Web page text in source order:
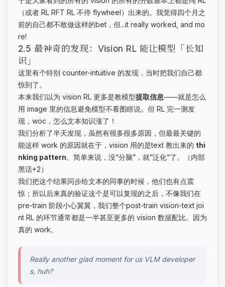
（或者 RL RFT RL 不停 flywheel）出来的。我觉得四个月之
前的自己都不敢做这样的bet，但...it really worked, and mo
re!
2.5 最神奇的发现：Vision RL 能让模型「长知
识」
这里有个特别 counter-intuitive 的发现，当时把我们自己都
惊到了。
本来我们以为 vision RL 更多是教模型提取信息——就是怎么
用 image 里的信息避免模型不看图瞎说。但 RL 完一测发
现，woc，怎么文本知识涨了！
我们分析了半天发现，虽然有很多很多原因，但最最关键的
能这样 work 的原因就在于，vision 用的是text 教出来的 thi
nking pattern。简单来说，没“分脑”，就”泛化“了。（内部
黑话+2）
我们把这个结果同步给文本的同事的时候，他们也有点震
惊；所以后来真的验证这个是可以复现的之后，不像我们在
pre-train 阶段小心翼翼，我们整个post-train vision-text joi
nt RL 的环节通常都是一半甚至更多的 vision 数据配比。因为
真的 work。
Really another glad moment for us VLM developer
s, huh?